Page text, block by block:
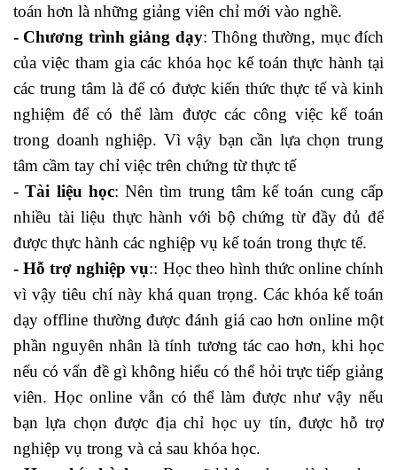
toán hơn là những giảng viên chỉ mới vào nghề.
- Chương trình giảng dạy: Thông thường, mục đích
của việc tham gia các khóa học kế toán thực hành tại
các trung tâm là để có được kiến thức thực tế và kinh
nghiệm để có thể làm được các công việc kế toán
trong doanh nghiệp. Vì vậy bạn cần lựa chọn trung
tâm cầm tay chỉ việc trên chứng từ thực tế
-Tài liệu học: Nên tìm trung tâm kế toán cung cấp
nhiều tài liệu thực hành với bộ chứng từ đầy đủ để
được thực hành các nghiệp vụ kế toán trong thực tế.
- Hỗ trợ nghiệp vụ:: Học theo hình thức online chính
vì vậy tiêu chí này khá quan trọng. Các khóa kế toán
dạy offline thường được đánh giá cao hơn online một
phần nguyên nhân là tính tương tác cao hơn, khi học
nếu có vấn đề gì không hiểu có thể hỏi trực tiếp giảng
viên. Học online vẫn có thể làm được như vậy nếu
bạn lựa chọn được địa chỉ học uy tín, được hỗ trợ
nghiệp vụ trong và cả sau khóa học.